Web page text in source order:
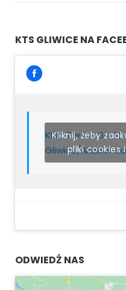
KTS GLIWICE NA
Klub Tenisa
Gliwice/
Kliknij, żeby
pliki cookies
ODWIEDŹ NAS